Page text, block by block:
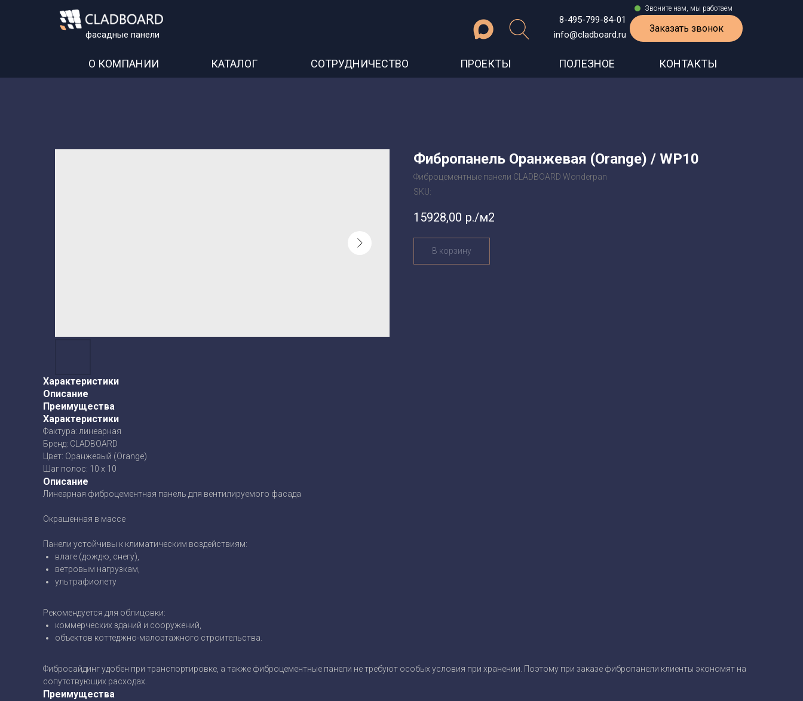
Заказать звонок
Звоните нам, мы работаем
8-495-799-84-01
info@cladboard.ru
фасадные панели
КОНТАКТЫ
ПОЛЕЗНОЕ
ПРОЕКТЫ
СОТРУДНИЧЕСТВО
КАТАЛОГ
О КОМПАНИИ
Фибропанель Оранжевая (Orange) / WP10
Фиброцементные панели CLADBOARD Wonderpan
SKU:
15928,00 р./м2
В корзину
Характеристики
Описание
Преимущества
Характеристики
Фактура: линеарная
Бренд: CLADBOARD
Цвет: Оранжевый (Orange)
Шаг полос: 10 х 10
Описание
Линеарная фиброцементная панель для вентилируемого фасада
Окрашенная в массе
Панели устойчивы к климатическим воздействиям:
влаге (дождю, снегу),
ветровым нагрузкам,
ультрафиолету
Рекомендуется для облицовки:
коммерческих зданий и сооружений,
объектов коттеджно-малоэтажного строительства.
Фибросайдинг удобен при транспортировке, а также фиброцементные панели не требуют особых условия при хранении. Поэтому при заказе фибропанели клиенты экономят на
сопутствующих расходах.
Преимущества